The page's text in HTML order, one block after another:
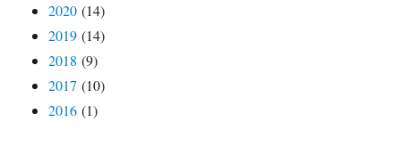
2020 (14)
2019 (14)
2018 (9)
2017 (10)
2016 (1)